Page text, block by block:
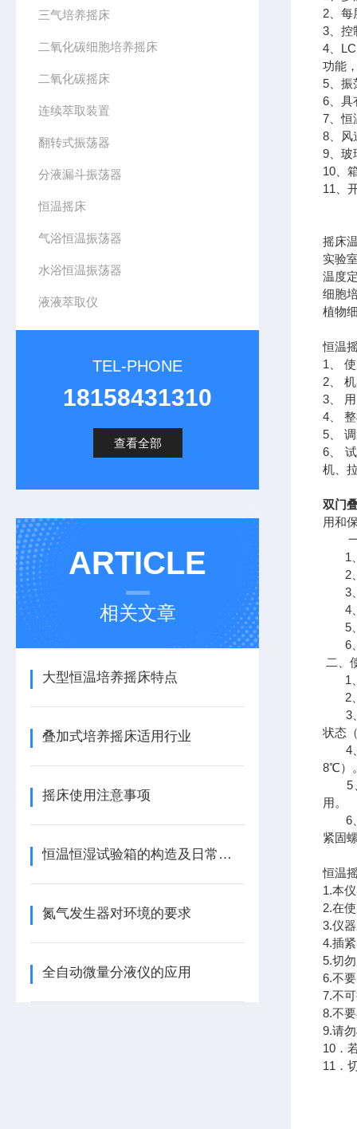
三气培养摇床
二氧化碳细胞培养摇床
二氧化碳摇床
连续萃取装置
翻转式振荡器
分液漏斗振荡器
恒温摇床
气浴恒温振荡器
水浴恒温振荡器
液液萃取仪
TEL-PHONE
18158431310
查看全部
ARTICLE
相关文章
大型恒温培养摇床特点
叠加式培养摇床适用行业
摇床使用注意事项
恒温恒湿试验箱的构造及日常护理方法
氮气发生器对环境的要求
全自动微量分液仪的应用
2、每
3、控
4、
功能
5、
6、具
7、恒
8、风
9、玻
10、
11、
摇床
实验
温度
细胞
植物
恒温
1、
2、
3、
4、
5、
6、
机、
双门
用和
一
1、
2、
3、
4、
5、
6、
二、
1、
2、
3、
状态
4、
8℃）
5、
用。
6、
紧固
恒温
1.本
2.在
3.仪
4.插
5.切
6.不
7.不
8.不
9.请
10．
11．